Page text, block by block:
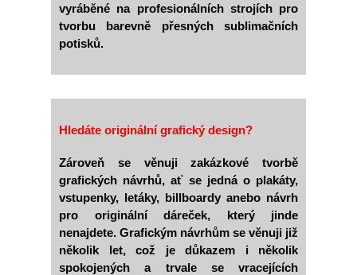
vyráběné na profesionálních strojích pro
tvorbu barevně přesných sublimačních
potisků.
Hledáte originální grafický design?
Zároveň se věnuji zakázkové tvorbě
grafických návrhů, ať se jedná o plakáty,
vstupenky, letáky, billboardy anebo návrh
pro originální dáreček, který jinde
nenajdete. Grafickým návrhům se věnuji již
několik let, což je důkazem i několik
spokojených a trvale se vracejících